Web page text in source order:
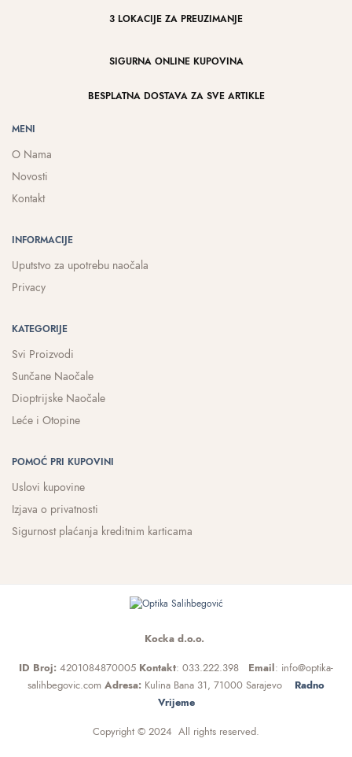
3 LOKACIJE ZA PREUZIMANJE
SIGURNA ONLINE KUPOVINA
BESPLATNA DOSTAVA ZA SVE ARTIKLE
MENI
O Nama
Novosti
Kontakt
INFORMACIJE
Uputstvo za upotrebu naočala
Privacy
KATEGORIJE
Svi Proizvodi
Sunčane Naočale
Dioptrijske Naočale
Leće i Otopine
POMOĆ PRI KUPOVINI
Uslovi kupovine
Izjava o privatnosti
Sigurnost plaćanja kreditnim karticama
Kocka d.o.o.
ID Broj: 4201084870005Kontakt: 033.222.398 Email: info@optika-
salihbegovic.com Adresa: Kulina Bana 31, 71000 Sarajevo
Radno
Vrijeme
Copyright © 2024 All rights reserved.